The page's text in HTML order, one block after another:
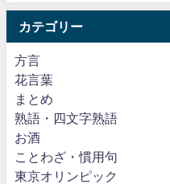
カテゴリー
方言
花言葉
まとめ
熟語・四文字熟語
お酒
ことわざ・慣用句
東京オリンピック